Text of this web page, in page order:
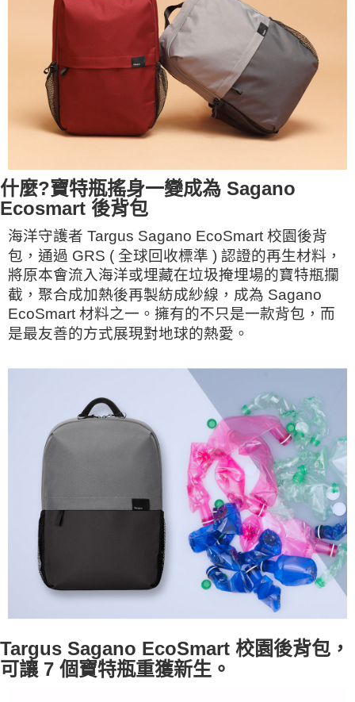
什麼?寶特瓶搖身一變成為 Sagano
Ecosmart 後背包
海洋守護者 Targus Sagano EcoSmart 校園後背
包，通過 GRS ( 全球回收標準 ) 認證的再生材料，
將原本會流入海洋或埋藏在垃圾掩埋場的寶特瓶攔
截，聚合成加熱後再製紡成紗線，成為 Sagano
EcoSmart 材料之一。擁有的不只是一款背包，而
是最友善的方式展現對地球的熱愛。
Targus Sagano EcoSmart 校園後背包，
可讓 7 個寶特瓶重獲新生。